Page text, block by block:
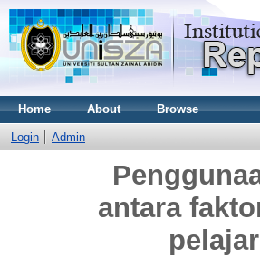
Home About Browse
Login Admin
antara